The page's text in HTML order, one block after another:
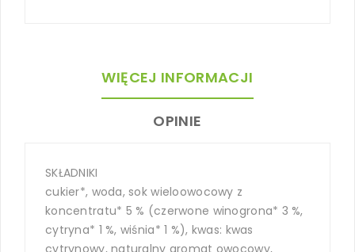
WIĘCEJ INFORMACJI
OPINIE
SKŁADNIKI
cukier*, woda, sok wieloowocowy z
koncentratu* 5 % (czerwone winogrona* 3 %,
cytryna* 1 %, wiśnia* 1 %), kwas: kwas
cytrynowy, naturalny aromat owocowy,